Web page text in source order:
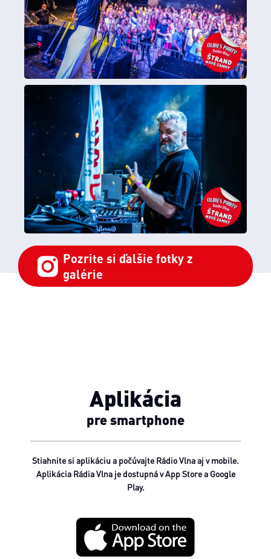
Pozrite si ďalšie fotky z
galérie
Aplikácia
pre smartphone
Stiahnite si aplikáciu a počúvajte Rádio Vlna aj v mobile.
Aplikácia Rádia Vlna je dostupná v App Store a Google
Play.